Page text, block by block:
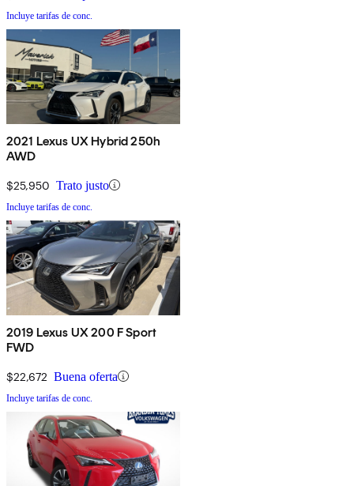
Incluye tarifas de conc.
2021 Lexus UX Hybrid 250h
AWD
$25,950 Trato justo
Incluye tarifas de conc.
2019 Lexus UX 200 F Sport
FWD
$22,672 Buena oferta
Incluye tarifas de conc.